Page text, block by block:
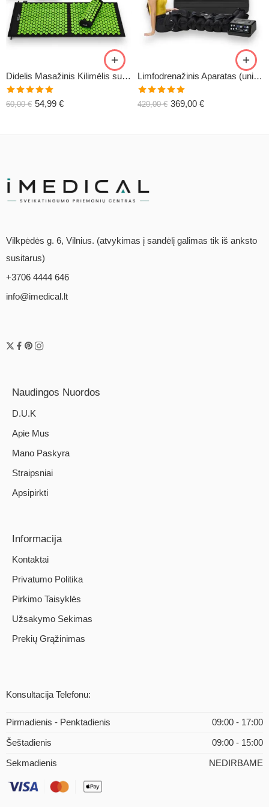
Didelis Masažinis Kilimėlis su Pagalve XL-CLASSIC1
Įvertinimas:
5.00
60,00€ 54,99 €
Limfodrenažinis Aparatas (universalus) C6
Įvertinimas:
5.00
420,00€ 369,00 €
Vilkpėdės g. 6, Vilnius. (atvykimas į sandėlį galimas tik iš anksto
susitarus)
+3706 4444 646
info@imedical.lt
Naudingos Nuordos
D.U.K
Apie Mus
Mano Paskyra
Straipsniai
Apsipirkti
Informacija
Kontaktai
Privatumo Politika
Pirkimo Taisyklės
Užsakymo Sekimas
Prekių Grąžinimas
Konsultacija Telefonu:
Pirmadienis - Penktadienis 09:00 - 17:00
Šeštadienis 09:00 - 15:00
Sekmadienis NEDIRBAME